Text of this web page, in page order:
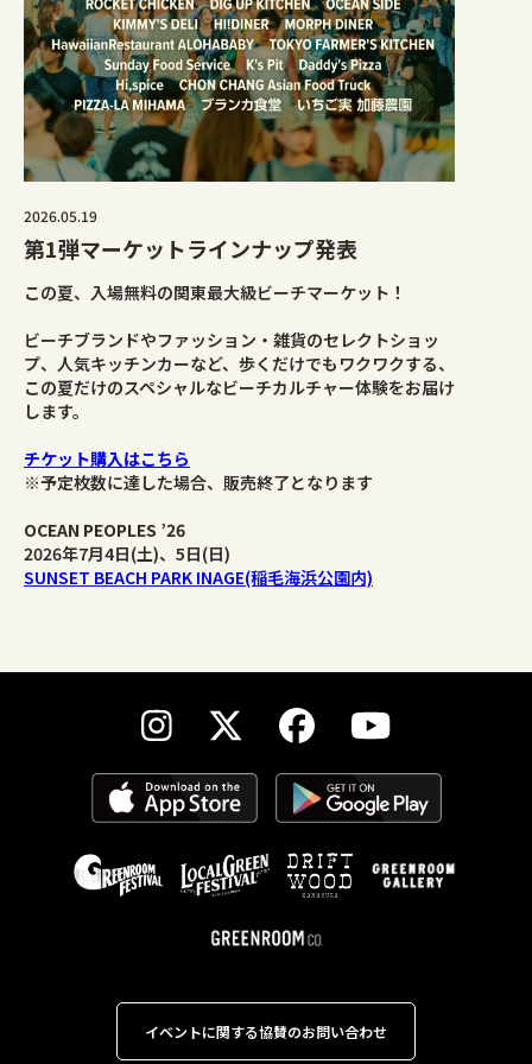
2026.05.19
第1弾マーケットラインナップ発表
この夏、入場無料の関東最大級ビーチマーケット！
ビーチブランドやファッション・雑貨のセレクトショッ
プ、人気キッチンカーなど、歩くだけでもワクワクする、
この夏だけのスペシャルなビーチカルチャー体験をお届け
します。
チケット購入はこちら
※予定枚数に達した場合、販売終了となります
OCEAN PEOPLES ’26
2026年7月4日(土)、5日(日)
SUNSET BEACH PARK INAGE(稲毛海浜公園内)
イベントに関する協賛のお問い合わせ